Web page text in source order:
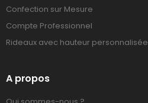
Confection sur Mesure
Compte Professionnel
Rideaux avec hauteur personnalisée
A propos